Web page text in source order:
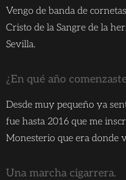
Vengo de banda de
Cristo de la Sangre de la
Sevilla.
¿En qué año
Desde muy pequeño ya
fue hasta 2016 que me
Monesterio que era donde
Una marcha cigarrera.